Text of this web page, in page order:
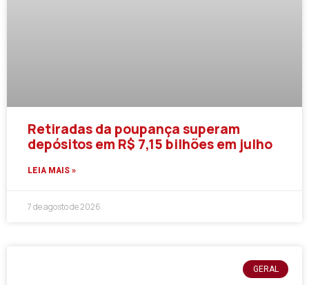
Retiradas da poupança superam
depósitos em R$ 7,15 bilhões em julho
LEIA MAIS »
7 de agosto de 2026
GERAL